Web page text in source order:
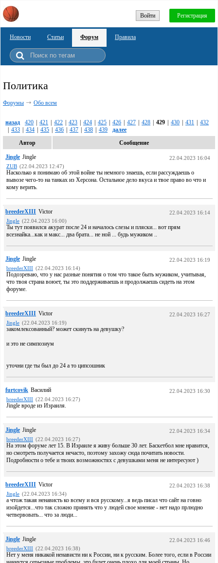
Войти Регистрация
Новости Статьи Форум Правила
Политика
Форумы Обо всем
назад 420 421 422 423 424 425 426 427 428 429 430 431
432
433 434 435 436 437 438 439
далее
Автор
Сообщение
Jingle Jingle
22.04.2023 16:04
ZUB (22.04.2023 12:47)
Насколько я понимаю об этой войне ты немного знаешь, если рассуждаешь о
вывозе чего-то на танках из Херсона. Остальное дело вкуса и твое право во что и
кому верить.
breederXIII Victor
22.04.2023 16:14
Jingle (22.04.2023 16:00)
Ты тут появился акурат после 24 и началось слезы и пляски... вот прям
всезнайка...как и макс... два брата... не ной ... будь мужиком ..
Jingle Jingle
22.04.2023 16:19
breederXIII (22.04.2023 16:14)
Подозреваю, что у нас разные понятия о том что такое быть мужиком, учитывая,
что твоя страна воюет, ты это поддерживаешь и продолжаешь сидеть на этом
форуме.
breederXIII Victor
22.04.2023 16:27
Jingle (22.04.2023 16:19)
закомлексованный? может скинуть на девушку?
и это не симпозиум
уточни где ты был до 24 а то ципсошник
furtcovik Василий
22.04.2023 16:30
breederXIII (22.04.2023 16:27)
Jingle вроде из Израиля.
Jingle Jingle
22.04.2023 16:34
breederXIII (22.04.2023 16:27)
На этом форуме лет 15. В Израиле я живу больше 30 лет. Баскетбол мне нравится,
но смотреть получается нечасто, поэтому захожу сюда почитать новости.
Подробности о тебе и твоих возможностях с девушками меня не интересуют )
breederXIII Victor
22.04.2023 16:38
Jingle (22.04.2023 16:34)
а чтож такая ненависть ко всему и вся русскому...я ведь писал что сайт на говно
изойдется...что так сложно принять что у людей свое мнение - нет надо прлюдно
четвервовать... что за люди...
Jingle Jingle
22.04.2023 16:46
breederXIII (22.04.2023 16:38)
Нет у меня никакой ненависти ни к России, ни к русским. Более того, если в России